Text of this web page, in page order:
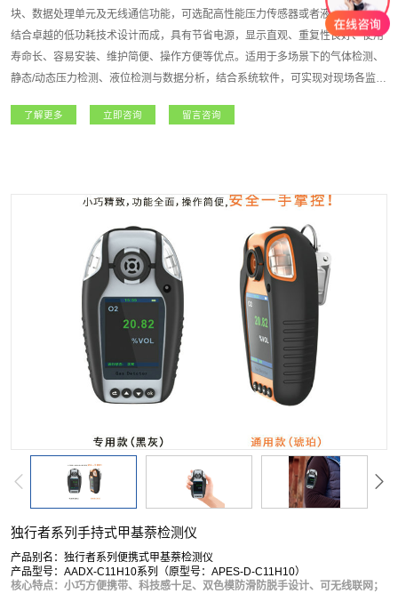
块、数据处理单元及无线通信功能，可选配高性能压力传感器或者液位传感器，
结合卓越的低功耗技术设计而成，具有节省电源，显示直观、重复性良好、使用
寿命长、容易安装、维护简便、操作方便等优点。适用于多场景下的气体检测、
静态/动态压力检测、液位检测与数据分析，结合系统软件，可实现对现场各监测
数据，对现场设备的安全风险进行预估。适用于无人值守设备的数据采集、有限
了解更多 立即咨询 留言咨询
独行者系列手持式甲基萘检测仪
产品别名：独行者系列便携式甲基萘检测仪
产品型号：AADX-C11H10系列（原型号：APES-D-C11H10）
核心特点：小巧方便携带、科技感十足、双色模防滑防脱手设计、可无线联网；